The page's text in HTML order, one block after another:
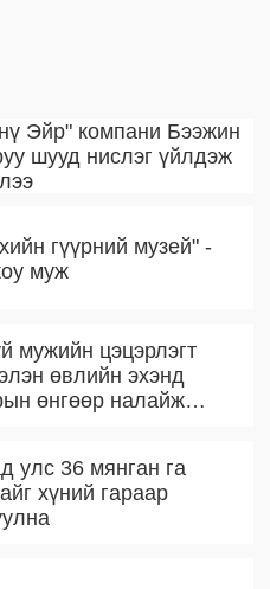
Эйр" компани Бээжин
шууд нислэг үйлдэж
гүүрний музей" -
муж
мужийн цэцэрлэгт
өвлийн эхэнд
өнгөөр налайж
улс 36 мянган га
хүний гараар